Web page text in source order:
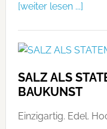
[weiter lesen ...]
SALZ ALS
BAUKUNST
Einzigartig. Edel.